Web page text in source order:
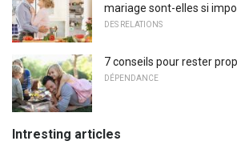
mariage sont-elles si
DES RELATIONS
7 conseils pour rester
DÉPENDANCE
Intresting articles